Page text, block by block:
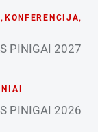
, KONFERENCIJA,
PINIGAI 2027
PINIGAI 2026